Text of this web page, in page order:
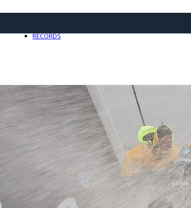
0
RECORDS